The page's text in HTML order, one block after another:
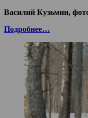
Василий Кузьмин,
Подробнее…